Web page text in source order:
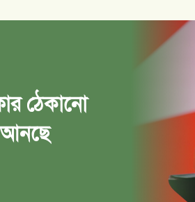
ঠেকানো
আনছে